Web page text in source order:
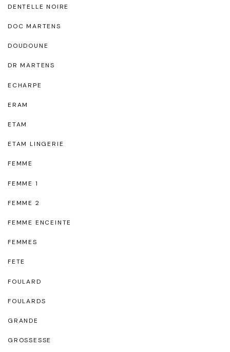
DENTELLE NOIRE
DOC MARTENS
DOUDOUNE
DR MARTENS
ECHARPE
ERAM
ETAM
ETAM LINGERIE
FEMME
FEMME 1
FEMME 2
FEMME ENCEINTE
FEMMES
FETE
FOULARD
FOULARDS
GRANDE
GROSSESSE